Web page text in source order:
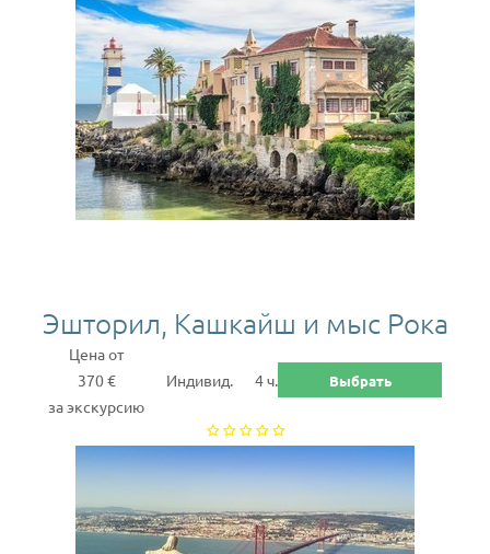
Эшторил, Кашкайш и мыс Рока
Цена от
370 €
за экскурсию
Индивид. 4 ч. Выбрать